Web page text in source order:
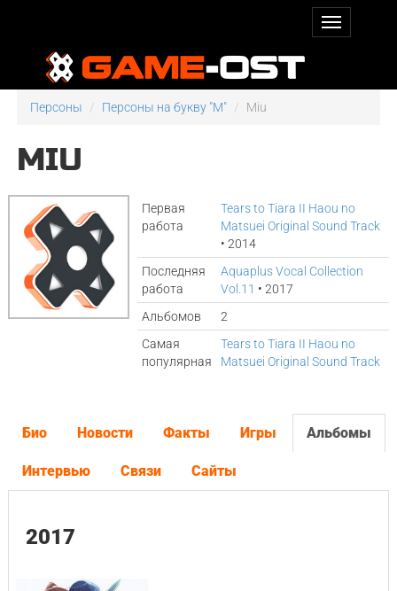
Персоны Персоны на букву "M" Miu
MIU
Первая
работа
Tears to Tiara II Haou no
Matsuei Original Sound Track
• 2014
Последняя
работа
Aquaplus Vocal Collection
Vol.11 • 2017
Альбомов
2
Самая
популярная
Tears to Tiara II Haou no
Matsuei Original Sound Track
Био Новости Факты Игры Альбомы
Интервью Связи Сайты
2017